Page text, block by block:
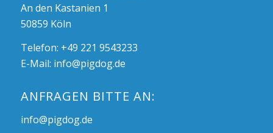
An den Kastanien 1
50859 Köln
Telefon: +49 221 9543233
E-Mail: info@pigdog.de
ANFRAGEN BITTE AN:
info@pigdog.de